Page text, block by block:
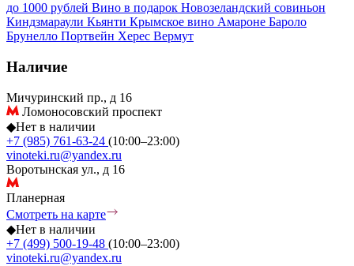
до 1000 рублей Вино в подарок Новозеландский совиньон
Киндзмараули Кьянти Крымское вино Амароне Бароло
Брунелло Портвейн Херес Вермут
Наличие
Мичуринский пр., д 16
Ломоносовский проспект
◆Нет в наличии
+7 (985) 761-63-24 (10:00–23:00)
vinoteki.ru@yandex.ru
Воротынская ул., д 16
Планерная
Смотреть на карте
◆Нет в наличии
+7 (499) 500-19-48 (10:00–23:00)
vinoteki.ru@yandex.ru